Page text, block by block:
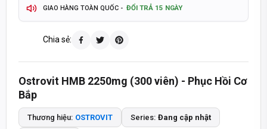
GIAO HÀNG TOÀN QUỐC - ĐỔI TRẢ 15 NGÀY
TÍCH ĐIỂM MUA HÀNG - QUÀ TẶNG HẤP DẪN
TƯ VẤN ĐẶT HÀNG QUA HOTLINE093 447 4242
MỞ CỬA T2-T7:8:30 - 20:30CHỦ NHẬT:8:30 - 14:00
SẢN PHẨM CHÍNH HÃNG - THANH TOÁN KHI NHẬN HÀNG
Chia sẻ:
Ostrovit HMB 2250mg (300 viên) - Phục Hồi Cơ
Bắp
Thương hiệu: OSTROVIT Series: Đang cập nhật